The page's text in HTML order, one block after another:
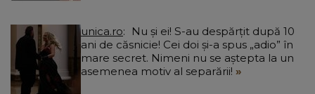
unica.ro
ani de căsnicie! Cei doi și-a spus „adio” în
mare secret. Nimeni nu se aștepta la un
asemenea motiv al separării!